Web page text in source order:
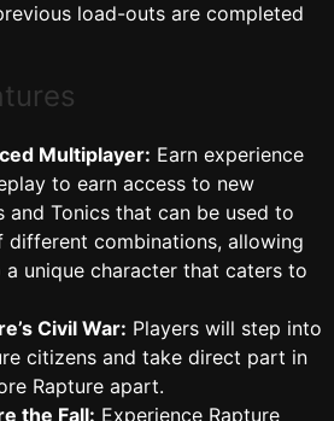
load-outs are completed
Multiplayer: Earn experience
to earn access to new
and Tonics that can be used to
different combinations, allowing
unique character that caters to
Civil War: Players will step into
citizens and take direct part in
Rapture apart.
the Fall: Experience Rapture